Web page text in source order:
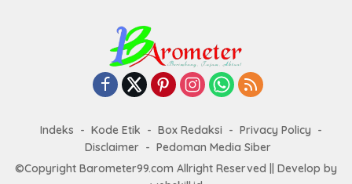
Indeks Kode Etik Box Redaksi
Privacy Policy
Disclaimer
Pedoman Media Siber
©Copyright Barometer99.com Allright Reserved || Develop by